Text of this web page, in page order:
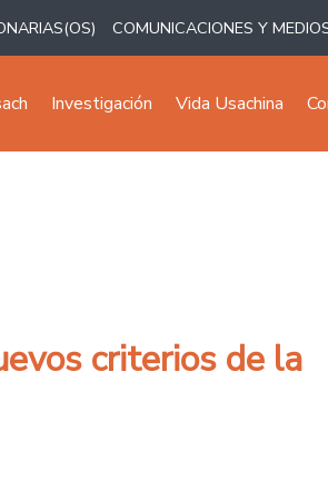
COMUNICACIONES Y
Investigación Vida Usachina
criterios de la